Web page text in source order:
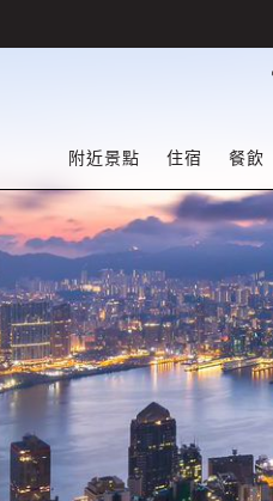
附近景點 住宿 餐飲